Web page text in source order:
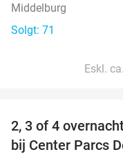
Middelburg
Solgt: 71
Eskl.
2, 3 of 4
bij Center Parcs